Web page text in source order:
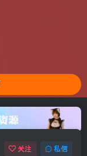
关注 私信